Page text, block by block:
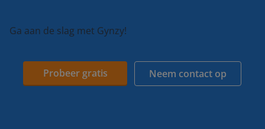
Ga aan de slag met Gynzy!
Probeer gratis Neem contact op